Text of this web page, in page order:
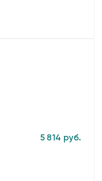
5 814 руб.